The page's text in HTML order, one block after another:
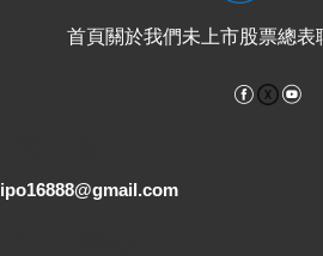
首頁關於我們未上市股票總表
ipo16888@gmail.com